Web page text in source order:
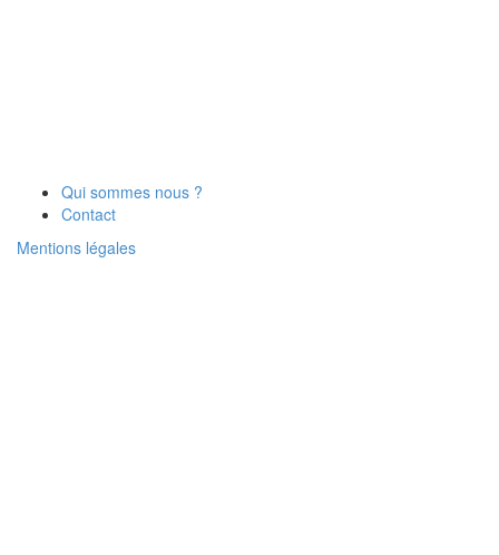
Qui sommes nous ?
Contact
Mentions légales